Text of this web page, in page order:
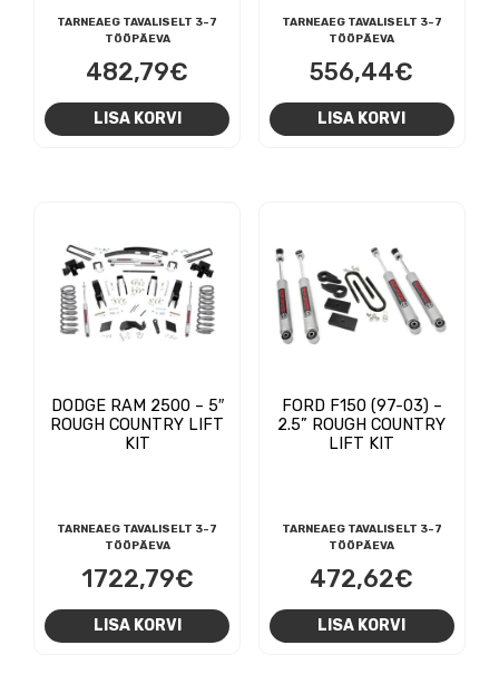
TARNEAEG TAVALISELT 3-7
TÖÖPÄEVA
482,79€
LISA KORVI
TARNEAEG TAVALISELT 3-7
TÖÖPÄEVA
556,44€
LISA KORVI
DODGE RAM 2500 – 5″
ROUGH COUNTRY LIFT
KIT
TARNEAEG TAVALISELT 3-7
TÖÖPÄEVA
1722,79€
LISA KORVI
FORD F150 (97-03) –
2.5” ROUGH COUNTRY
LIFT KIT
TARNEAEG TAVALISELT 3-7
TÖÖPÄEVA
472,62€
LISA KORVI